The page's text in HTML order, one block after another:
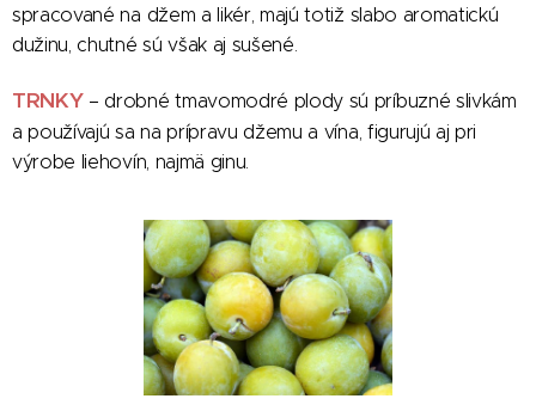
spracované na džem a likér, majú totiž slabo aromatickú
dužinu, chutné sú však aj sušené.
TRNKY– drobné tmavomodré plody sú príbuzné slivkám
a používajú sa na prípravu džemu a vína, figurujú aj pri
výrobe liehovín, najmä ginu.